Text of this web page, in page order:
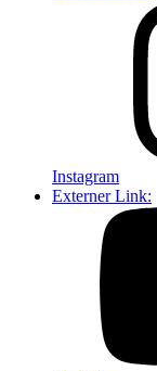
Instagram
Externer Link: